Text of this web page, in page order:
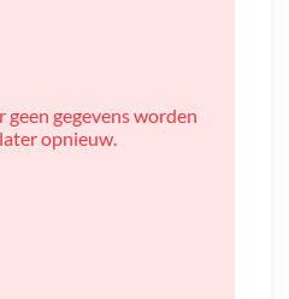
gegevens worden
opnieuw.